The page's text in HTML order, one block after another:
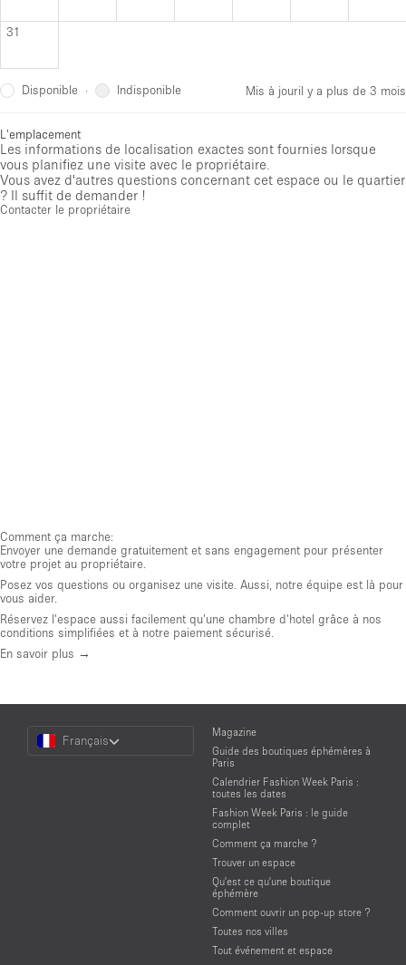
31
Disponible · Indisponible Mis à jouril y a plus de 3 mois
L'emplacement
Les informations de localisation exactes sont fournies lorsque
vous planifiez une visite avec le propriétaire.
Vous avez d'autres questions concernant cet espace ou le quartier
? Il suffit de demander !
Contacter le propriétaire
Comment ça marche:
Envoyer une demande gratuitement et sans engagement pour présenter
votre projet au propriétaire.
Posez vos questions ou organisez une visite. Aussi, notre équipe est là pour
vous aider.
Réservez l'espace aussi facilement qu'une chambre d'hotel grâce à nos
conditions simplifiées et à notre paiement sécurisé.
En savoir plus →
Choose
Language
Français
Magazine
Guide des boutiques éphémères à
Paris
Calendrier Fashion Week Paris :
toutes les dates
Fashion Week Paris : le guide
complet
Comment ça marche ?
Trouver un espace
Qu'est ce qu'une boutique
éphémère
Comment ouvrir un pop-up store ?
Toutes nos villes
Tout événement et espace